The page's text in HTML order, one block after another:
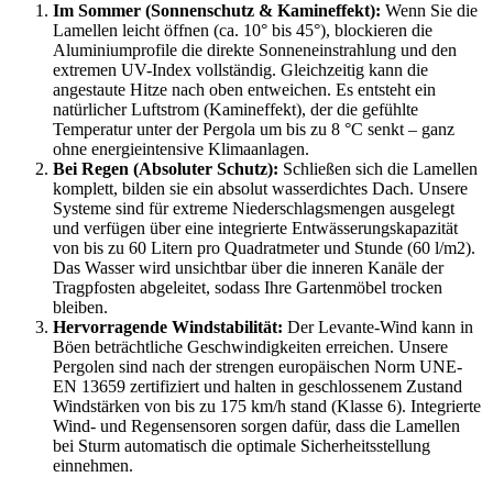
Im Sommer (Sonnenschutz & Kamineffekt): Wenn Sie die
Lamellen leicht öffnen (ca. 10° bis 45°), blockieren die
Aluminiumprofile die direkte Sonneneinstrahlung und den
extremen UV-Index vollständig. Gleichzeitig kann die
angestaute Hitze nach oben entweichen. Es entsteht ein
natürlicher Luftstrom (Kamineffekt), der die gefühlte
Temperatur unter der Pergola um bis zu 8 °C senkt – ganz
ohne energieintensive Klimaanlagen.
Bei Regen (Absoluter Schutz): Schließen sich die Lamellen
komplett, bilden sie ein absolut wasserdichtes Dach. Unsere
Systeme sind für extreme Niederschlagsmengen ausgelegt
und verfügen über eine integrierte Entwässerungskapazität
von bis zu 60 Litern pro Quadratmeter und Stunde (60 l/m2).
Das Wasser wird unsichtbar über die inneren Kanäle der
Tragpfosten abgeleitet, sodass Ihre Gartenmöbel trocken
bleiben.
Hervorragende Windstabilität: Der Levante-Wind kann in
Böen beträchtliche Geschwindigkeiten erreichen. Unsere
Pergolen sind nach der strengen europäischen Norm UNE-
EN 13659 zertifiziert und halten in geschlossenem Zustand
Windstärken von bis zu 175 km/h stand (Klasse 6). Integrierte
Wind- und Regensensoren sorgen dafür, dass die Lamellen
bei Sturm automatisch die optimale Sicherheitsstellung
einnehmen.